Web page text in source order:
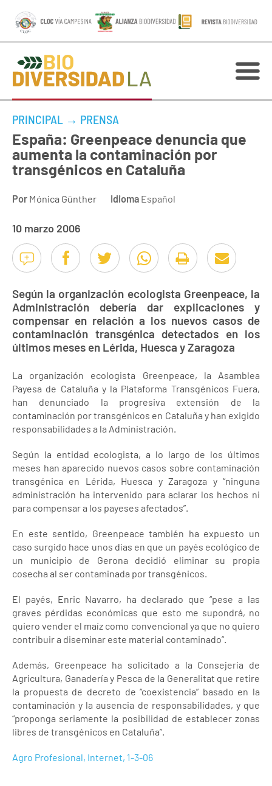
PRINCIPAL → PRENSA
España: Greenpeace denuncia que
aumenta la contaminación por
transgénicos en Cataluña
Por Mónica Günther Idioma Español
10 marzo 2006
Según la organización ecologista Greenpeace, la
Administración debería dar explicaciones y
compensar en relación a los nuevos casos de
contaminación transgénica detectados en los
últimos meses en Lérida, Huesca y Zaragoza
La organización ecologista Greenpeace, la Asamblea
Payesa de Cataluña y la Plataforma Transgénicos Fuera,
han denunciado la progresiva extensión de la
contaminación por transgénicos en Cataluña y han exigido
responsabilidades a la Administración.
Según la entidad ecologista, a lo largo de los últimos
meses han aparecido nuevos casos sobre contaminación
transgénica en Lérida, Huesca y Zaragoza y “ninguna
administración ha intervenido para aclarar los hechos ni
para compensar a los payeses afectados”.
En este sentido, Greenpeace también ha expuesto un
caso surgido hace unos días en que un payés ecológico de
un municipio de Gerona decidió eliminar su propia
cosecha al ser contaminada por transgénicos.
El payés, Enric Navarro, ha declarado que “pese a las
graves pérdidas económicas que esto me supondrá, no
quiero vender el maíz como convencional ya que no quiero
contribuir a diseminar este material contaminado”.
Además, Greenpeace ha solicitado a la Consejería de
Agricultura, Ganadería y Pesca de la Generalitat que retire
la propuesta de decreto de “coexistencia” basado en la
contaminación y la ausencia de responsabilidades, y que
“proponga seriamente la posibilidad de establecer zonas
libres de transgénicos en Cataluña”.
Agro Profesional, Internet, 1-3-06